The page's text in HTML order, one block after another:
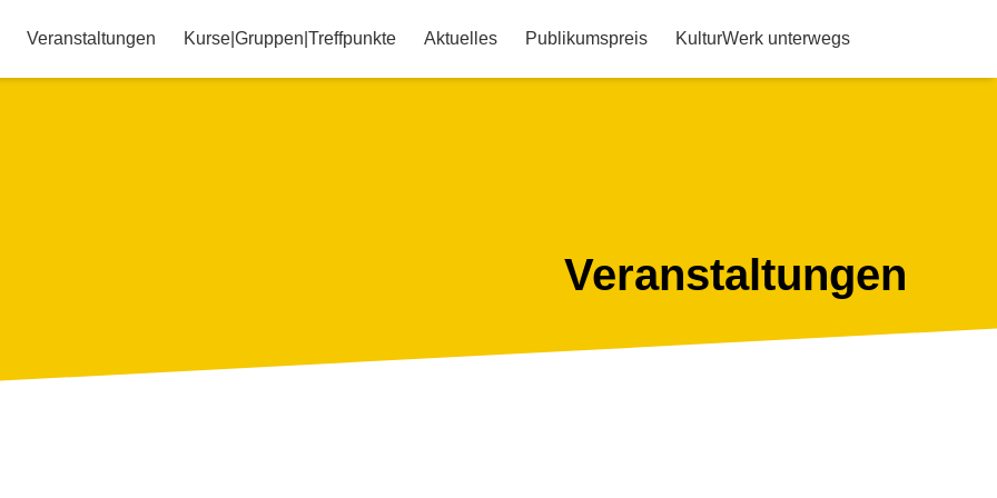
Veranstaltungen Kurse|Gruppen|Treffpunkte Aktuelles Publikumspreis KulturWerk unterwegs
Veranstaltungen